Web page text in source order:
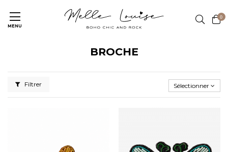
MENU
0
BROCHE
Filtrer Sélectionner